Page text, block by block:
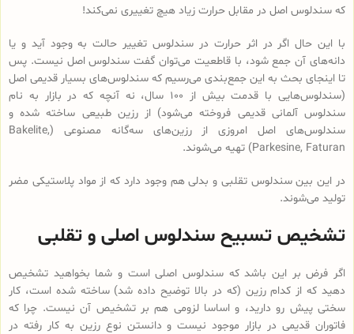
که سندلوس اصل در مقابل حرارت زیاد هیچ تغییری نمی‌کند!
با این حال اگر در اثر حرارت در سندلوس تغییر حالت به وجود آید و یا
دانه‌های آن جمع شود، با قاطعیت می‌توان گفت سندلوس اصل نیست. پس
تا اینجای بحث به این جمع‌بندی می‌رسیم که سندلوس‌های بسیار قدیمی اصل
(سندلوس‌هایی با قدمت بیش از 100 سال، نه آنچه که در بازار به نام
سندلوس آلمانی قدیمی فروخته می‌شود) از رزین طبیعی ساخته شده و
سندلوس‌‌های اصل امروزی از رزین‌های سه‌گانه مصنوعی (Bakelite,
Parkesine, Faturan) تهیه می‌شوند.
در این بین سندلوس تقلبی و بدلی هم وجود دارد که از مواد پلاستیکی مضر
تولید می‌شوند.
تشخیص تسبیح سندلوس اصلی و تقلبی
اگر فرض بر این باشد که سندلوس اصلی است و شما بخواهید تشخیص
دهید که از کدام رزین (که در بالا توضیح داده شد) ساخته شده است، کار
سختی پیش رو دارید، و اساسا لزومی هم بر تشخیص آن نیست. چرا که
فاتوران قدیمی در بازار موجود نیست و دانستن نوع رزین به کار رفته در